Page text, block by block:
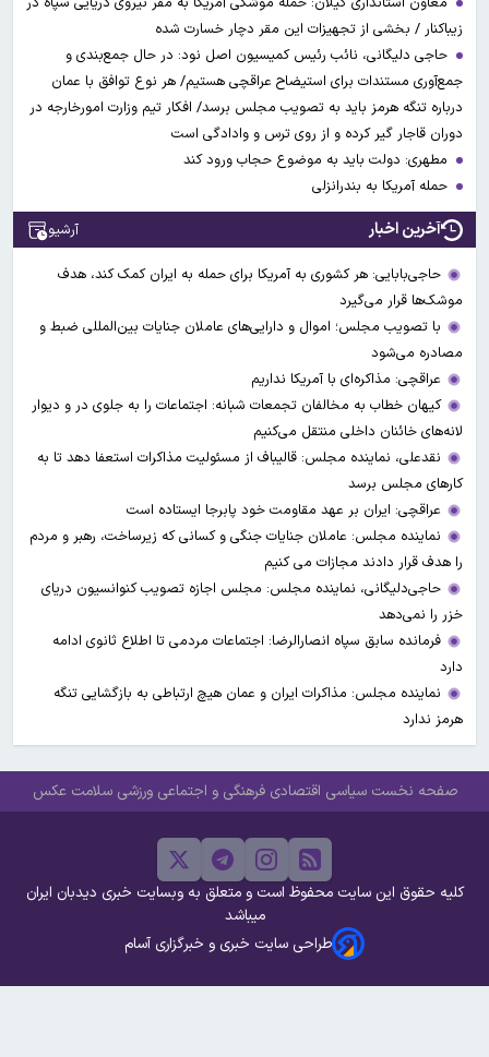
زیباکنار / بخشی از تجهیزات این مقر دچار خسارت شده
حاجی دلیگانی، نائب رئیس کمیسیون اصل نود: در حال جمع‌بندی و
جمع‌آوری مستندات برای استیضاح عراقچی هستیم/ هر نوع توافق با عمان
درباره تنگه هرمز باید به تصویب مجلس برسد/ افکار تیم وزارت امورخارجه در
دوران قاجار گیر کرده و از روی ترس و وادادگی است
مطهری: دولت باید به موضوع حجاب ورود کند
حمله آمریکا به بندرانزلی
آخرین اخبار آرشیو
حاجی‌بابایی: هر کشوری به آمریکا برای حمله به ایران کمک کند، هدف
موشک‌ها قرار می‌گیرد
با تصویب مجلس؛ اموال و دارایی‌های عاملان جنایات بین‌المللی ضبط و
مصادره می‌شود
عراقچی: مذاکره‌ای با آمریکا نداریم
کیهان خطاب به مخالفان تجمعات شبانه: اجتماعات را به جلوی در و دیوار
لانه‌های خائنان داخلی منتقل می‌کنیم
نقدعلی، نماینده مجلس: قالیباف از مسئولیت مذاکرات استعفا دهد تا به
کارهای مجلس برسد
عراقچی: ایران بر عهد مقاومت خود پابرجا ایستاده است
نماینده مجلس: عاملان جنایات جنگی و کسانی که زیرساخت‌، رهبر و مردم
را هدف قرار دادند مجازات می کنیم
حاجی‌دلیگانی، نماینده مجلس: مجلس اجازه تصویب کنوانسیون دریای
خزر را نمی‌دهد
فرمانده سابق سپاه انصارالرضا: اجتماعات مردمی تا اطلاع ثانوی ادامه
دارد
نماینده مجلس: مذاکرات ایران و عمان هیچ ارتباطی به بازگشایی تنگه
هرمز ندارد
صفحه نخست سیاسی اقتصادی فرهنگی و اجتماعی ورزشی سلامت عکس
کلیه حقوق این سایت محفوظ است و متعلق به وبسایت خبری دیدبان ایران
میباشد
طراحی سایت خبری و خبرگزاری آسام